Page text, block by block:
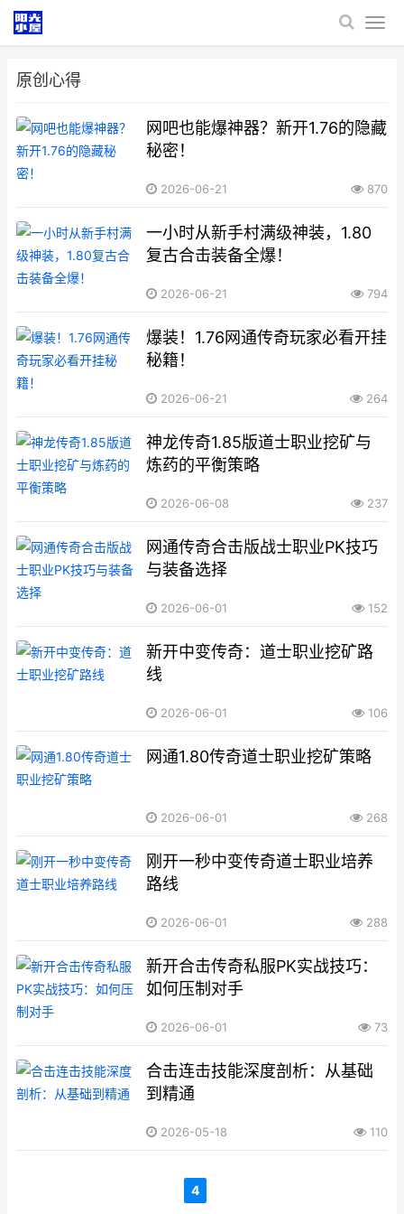
原创心得
网吧也能爆神器？新开1.76的隐藏
秘密！
2026-06-21 870
一小时从新手村满级神装，1.80
复古合击装备全爆！
2026-06-21 794
爆装！1.76网通传奇玩家必看开挂
秘籍！
2026-06-21 264
神龙传奇1.85版道士职业挖矿与
炼药的平衡策略
2026-06-08 237
网通传奇合击版战士职业PK技巧
与装备选择
2026-06-01 152
新开中变传奇：道士职业挖矿路
线
2026-06-01 106
网通1.80传奇道士职业挖矿策略
2026-06-01 268
刚开一秒中变传奇道士职业培养
路线
2026-06-01 288
新开合击传奇私服PK实战技巧：
如何压制对手
2026-06-01 73
合击连击技能深度剖析：从基础
到精通
2026-05-18 110
4